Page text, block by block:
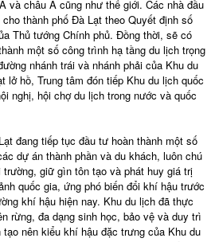
và châu Á cũng như thế giới. Các nhà đầu
thành phố Đà Lạt theo Quyết định số
Thủ tướng Chính phủ. Đồng thời, sẽ có
một số công trình hạ tầng du lịch trọng
nhánh trái và nhánh phải của Khu du
lở hồ, Trung tâm đón tiếp Khu du lịch quốc
nghị, hội chợ du lịch trong nước và quốc
đang tiếp tục đầu tư hoàn thành một số
dự án thành phần và du khách, luôn chú
giữ gìn tôn tạo và phát huy giá trị
quốc gia, ứng phó biến đổi khí hậu trước
khí hậu hiện nay. Khu du lịch đã thực
rừng, đa dạng sinh học, bảo vệ và duy trì
nên kiểu khí hậu đặc trưng của Khu du